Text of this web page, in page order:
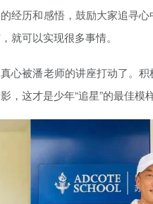
经历和感悟，鼓励大家追寻心
就可以实现很多事情。
心被潘老师的讲座打动了。
，这才是少年“追星”的最佳模